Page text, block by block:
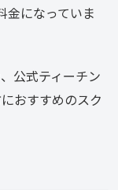
金になっていま
公式ティーチン
おすすめのスク